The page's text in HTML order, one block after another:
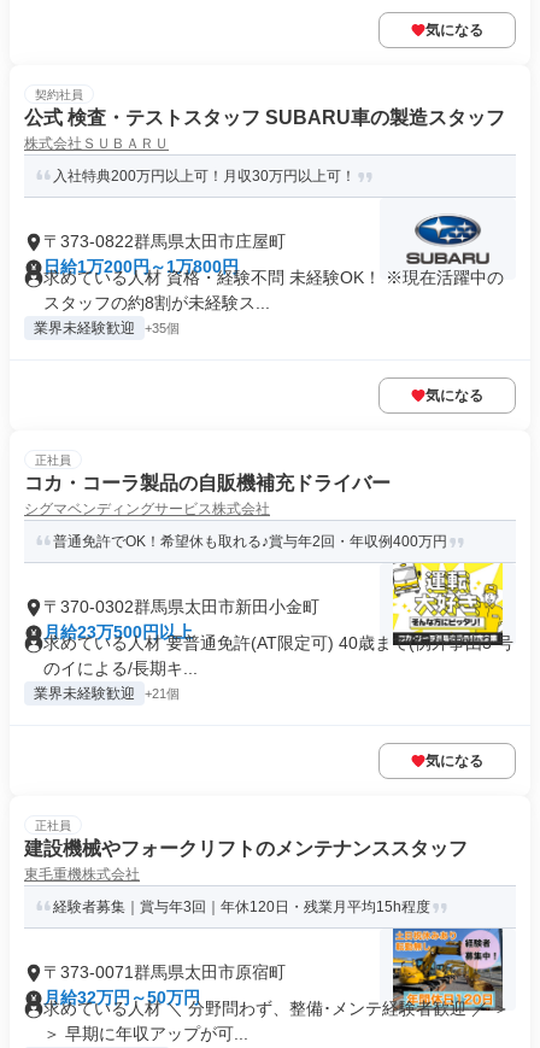
気になる
契約社員
公式 検査・テストスタッフ SUBARU車の製造スタッフ
株式会社ＳＵＢＡＲＵ
入社特典200万円以上可！月収30万円以上可！
〒373-0822群馬県太田市庄屋町
日給1万200円～1万800円
求めている人材 資格・経験不問 未経験OK！ ※現在活躍中の
スタッフの約8割が未経験ス...
業界未経験歓迎 +35個
気になる
正社員
コカ・コーラ製品の自販機補充ドライバー
シグマベンディングサービス株式会社
普通免許でOK！希望休も取れる♪賞与年2回・年収例400万円
〒370-0302群馬県太田市新田小金町
月給23万500円以上
求めている人材 要普通免許(AT限定可) 40歳まで(例外事由3 号
のイによる/長期キ...
業界未経験歓迎 +21個
気になる
正社員
建設機械やフォークリフトのメンテナンススタッフ
東毛重機株式会社
経験者募集｜賞与年3回｜年休120日・残業月平均15h程度
〒373-0071群馬県太田市原宿町
月給32万円～50万円
求めている人材 ＼ 分野問わず、整備･メンテ経験者歓迎 ／ ＞
＞ 早期に年収アップが可...